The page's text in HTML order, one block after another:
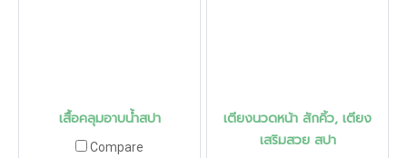
เสื้อคลุมอาบน้ำสปา
Compare
เตียงนวดหน้า สักคิ้ว, เตียง
เสริมสวย สปา